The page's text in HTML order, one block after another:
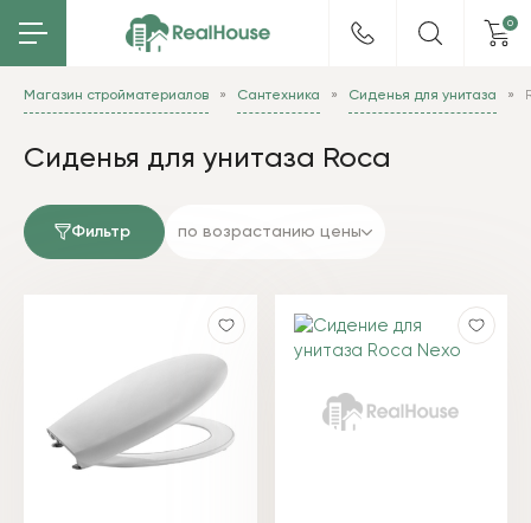
0
Магазин стройматериалов Сантехника Сиденья для унитаза
Сиденья для унитаза Roca
Фильтр по возрастанию цены